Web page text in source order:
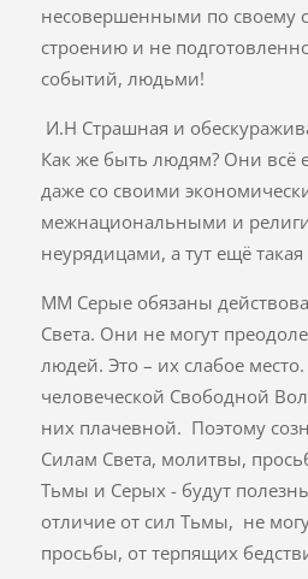
несовершенными по своему
строению и не
событий, людьми!
И.Н Страшная и
Как же быть людям? Они всё
даже со своими
межнациональными и
неурядицами, а тут ещё
ММ Серые обязаны
Света. Они не могут
людей. Это – их слабое
человеческой Свободной
них плачевной. Поэтому
Силам Света, молитвы,
Тьмы и Серых - будут
отличие от сил Тьмы, не
просьбы, от терпящих